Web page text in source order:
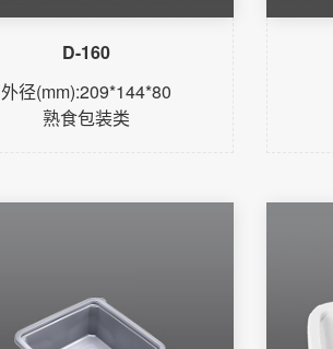
D-160
外径(mm):209*144*80
熟食包装类